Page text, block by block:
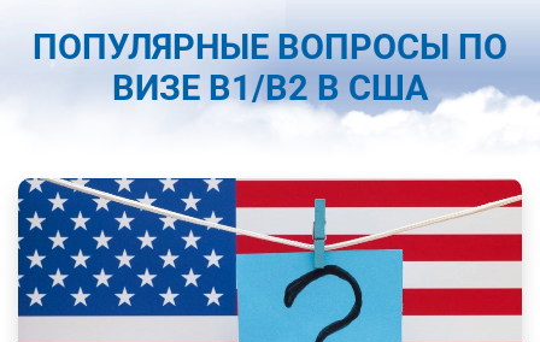
ПОПУЛЯРНЫЕ ВОПРОСЫ ПО
ВИЗЕ B1/B2 В США